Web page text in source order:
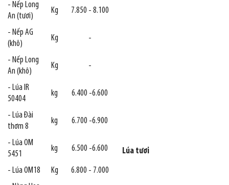
- Nếp Long
An (tươi)
Kg 7.850 - 8.100
- Nếp AG
(khô)
Kg -
- Nếp Long
An (khô)
Kg -
- Lúa IR
50404
kg 6.400 -6.600
Lúa tươi
- Lúa Đài
thơm 8
kg 6.700 -6.900
- Lúa OM
5451
kg 6.500 -6.600
- Lúa OM18 Kg
6.800 - 7.000